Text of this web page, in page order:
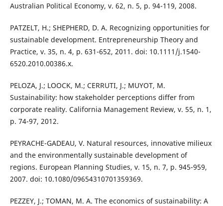
Australian Political Economy, v. 62, n. 5, p. 94-119, 2008.
PATZELT, H.; SHEPHERD, D. A. Recognizing opportunities for
sustainable development. Entrepreneurship Theory and
Practice, v. 35, n. 4, p. 631-652, 2011. doi: 10.1111/j.1540-
6520.2010.00386.x.
PELOZA, J.; LOOCK, M.; CERRUTI, J.; MUYOT, M.
Sustainability: how stakeholder perceptions differ from
corporate reality. California Management Review, v. 55, n. 1,
p. 74-97, 2012.
PEYRACHE-GADEAU, V. Natural resources, innovative milieux
and the environmentally sustainable development of
regions. European Planning Studies, v. 15, n. 7, p. 945-959,
2007. doi: 10.1080/09654310701359369.
PEZZEY, J.; TOMAN, M. A. The economics of sustainability: A